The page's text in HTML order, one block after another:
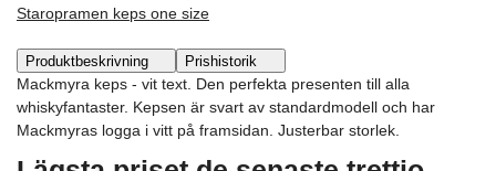
Staropramen keps one size
Produktbeskrivning Prishistorik
Mackmyra keps - vit text. Den perfekta presenten till alla
whiskyfantaster. Kepsen är svart av standardmodell och har
Mackmyras logga i vitt på framsidan. Justerbar storlek.